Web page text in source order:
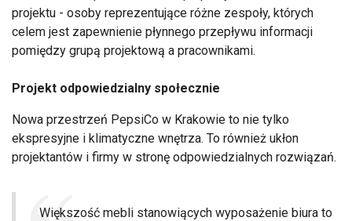
projektu - osoby reprezentujące różne zespoły, których
celem jest zapewnienie płynnego przepływu informacji
pomiędzy grupą projektową a pracownikami.
Projekt odpowiedzialny społecznie
Nowa przestrzeń PepsiCo w Krakowie to nie tylko
ekspresyjne i klimatyczne wnętrza. To również ukłon
projektantów i firmy w stronę odpowiedzialnych rozwiązań.
Większość mebli stanowiących wyposażenie biura to